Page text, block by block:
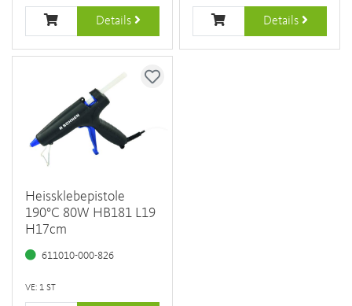
Details Details
Heissklebepistole
190°C 80W HB181 L19
H17cm
611010-000-826
VE: 1 ST